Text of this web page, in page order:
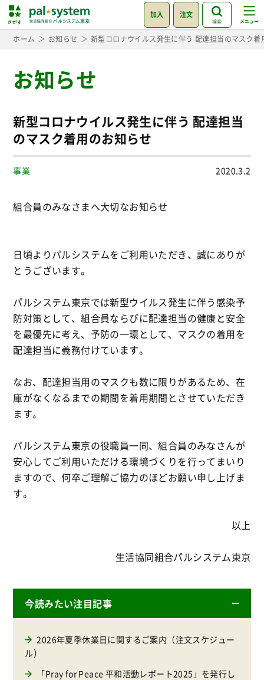
加入 注文
検索
ホーム お知らせ 新型コロナウイルス発生に伴う 配達担当のマスク着
お知らせ
新型コロナウイルス発生に伴う 配達担当
のマスク着用のお知らせ
事業 2020.3.2
組合員のみなさまへ大切なお知らせ
日頃よりパルシステムをご利用いただき、誠にありが
とうございます。
パルシステム東京では新型ウイルス発生に伴う感染予
防対策として、組合員ならびに配達担当の健康と安全
を最優先に考え、予防の一環として、マスクの着用を
配達担当に義務付けています。
なお、配達担当用のマスクも数に限りがあるため、在
庫がなくなるまでの期間を着用期間とさせていただき
ます。
パルシステム東京の役職員一同、組合員のみなさんが
安心してご利用いただける環境づくりを行ってまいり
ますので、何卒ご理解ご協力のほどお願い申し上げま
す。
以上
生活協同組合パルシステム東京
今読みたい注目記事
2026年夏季休業日に関するご案内（注文スケジュー
ル）
「Pray for Peace 平和活動レポート2025」を発行し